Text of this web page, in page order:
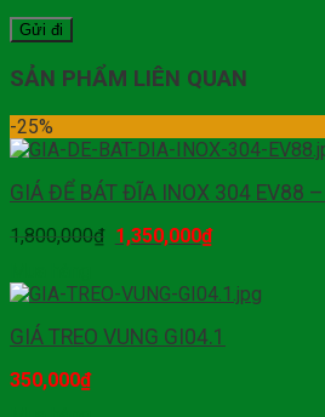
SẢN PHẨM LIÊN QUAN
-25%
GIÁ ĐỂ BÁT ĐĨA INOX 304 EV88 –
1,800,000₫ 1,350,000₫
GIÁ TREO VUNG GI04.1
350,000₫